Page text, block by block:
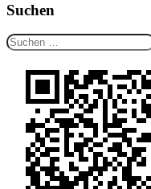
Suchen
Suchen
nach: